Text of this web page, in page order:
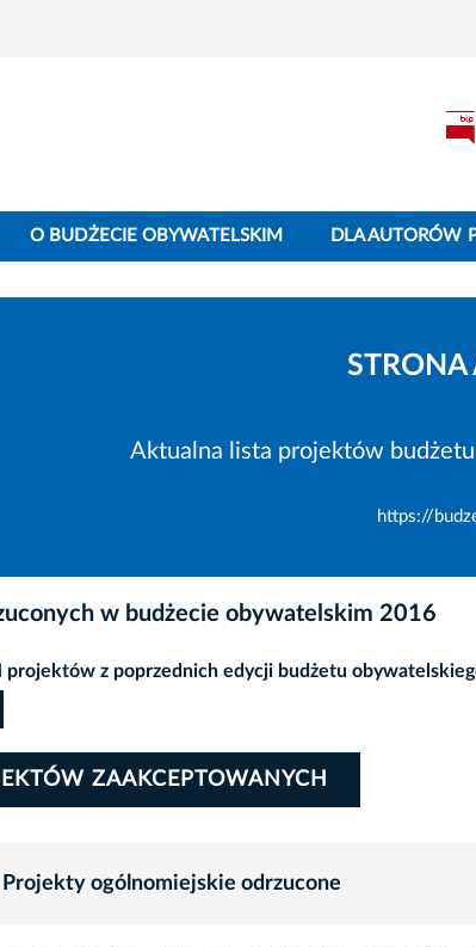
O BUDŻECIE OBYWATELSKIM DLA AUTORÓW
Aktualna lista projektów
https://
w budżecie obywatelskim 2016
projektów z poprzednich edycji budżetu
ZAAKCEPTOWANYCH
Projekty ogólnomiejskie odrzucone